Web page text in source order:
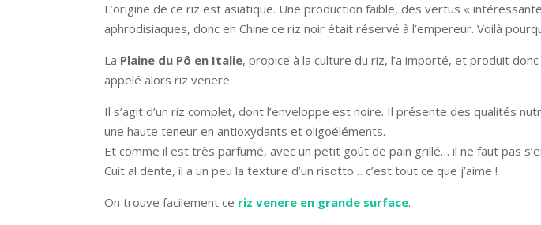
L’origine de ce riz est asiatique. Une production faible, des vertus «
aphrodisiaques, donc en Chine ce riz noir était réservé à l’empereur. Voilà
La Plaine du Pô en Italie, propice à la culture du riz, l’a importé, et produit
appelé alors riz venere.
Il s’agit d’un riz complet, dont l’enveloppe est noire. Il présente des qualités
une haute teneur en antioxydants et oligoéléments.
Et comme il est très parfumé, avec un petit goût de pain grillé… il ne faut pas
Cuit al dente, il a un peu la texture d’un risotto… c’est tout ce que j’aime !
On trouve facilement ce riz venere en grande surface.